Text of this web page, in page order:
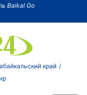
Baikal Go
край